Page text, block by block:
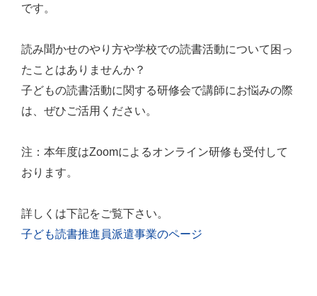
です。
読み聞かせのやり方や学校での読書活動について困っ
たことはありませんか？
子どもの読書活動に関する研修会で講師にお悩みの際
は、ぜひご活用ください。
注：本年度はZoomによるオンライン研修も受付して
おります。
詳しくは下記をご覧下さい。
子ども読書推進員派遣事業のページ